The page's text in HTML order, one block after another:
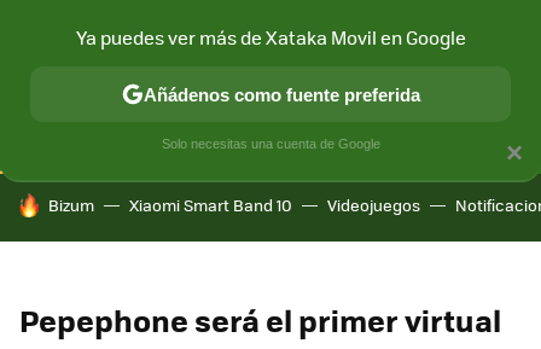
CONECTIVIDAD MÓVIL Y SOCIEDAD APLICACIONES
HOY SE HABLA DE
Bizum Xiaomi Smart Band 10 Videojuegos
Pepephone será el primer virtual
×
Ya puedes ver más de Xataka Movil en Google
Añádenos como fuente preferida
Solo necesitas una cuenta de Google